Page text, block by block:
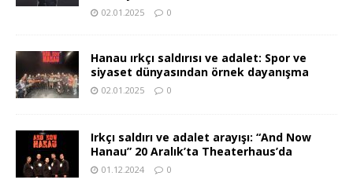
02.01.2025 0
Hanau ırkçı saldırısı ve adalet: Spor ve
siyaset dünyasından örnek dayanışma
02.01.2025 0
Irkçı saldırı ve adalet arayışı: “And Now
Hanau” 20 Aralık’ta Theaterhaus’da
01.12.2024 0